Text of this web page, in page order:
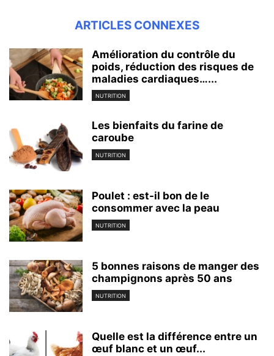
ARTICLES CONNEXES
Amélioration du contrôle du
poids, réduction des risques de
maladies cardiaques…...
NUTRITION
Les bienfaits du farine de
caroube
NUTRITION
Poulet : est-il bon de le
consommer avec la peau
NUTRITION
5 bonnes raisons de manger des
champignons après 50 ans
NUTRITION
Quelle est la différence entre un
œuf blanc et un œuf...